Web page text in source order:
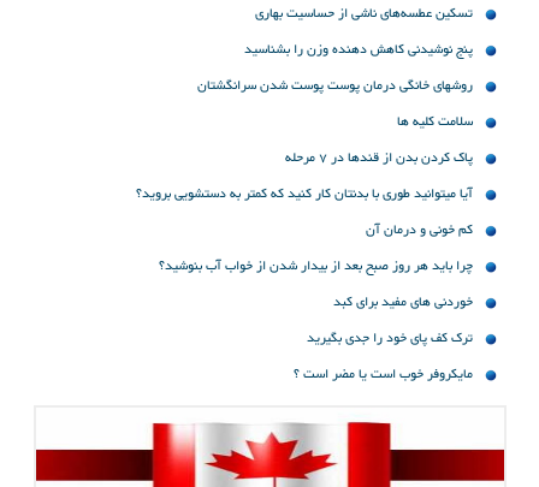
تسکین عطسه‌های ناشی از حساسیت بهاری
پنج نوشیدنی کاهش دهنده وزن را بشناسید
روشهای خانگی درمان پوست پوست شدن سرانگشتان
سلامت کلیه ها
پاک کردن بدن از قندها در 7 مرحله
آیا میتوانید طوری با بدنتان کار کنید که کمتر به دستشویی بروید؟
کم خونی و درمان آن
چرا باید هر روز صبح بعد از بیدار شدن از خواب آب بنوشید؟
خوردنی های مفید برای کبد
ترک کف پای خود را جدی بگیرید
مایکروفر خوب است یا مضر است ؟